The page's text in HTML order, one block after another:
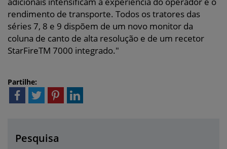
rendimento de transporte. Todos os tratores das
séries 7, 8 e 9 dispõem de um novo monitor da
coluna de canto de alta resolução e de um recetor
StarFireTM 7000 integrado."
Partilhe:
Pesquisa